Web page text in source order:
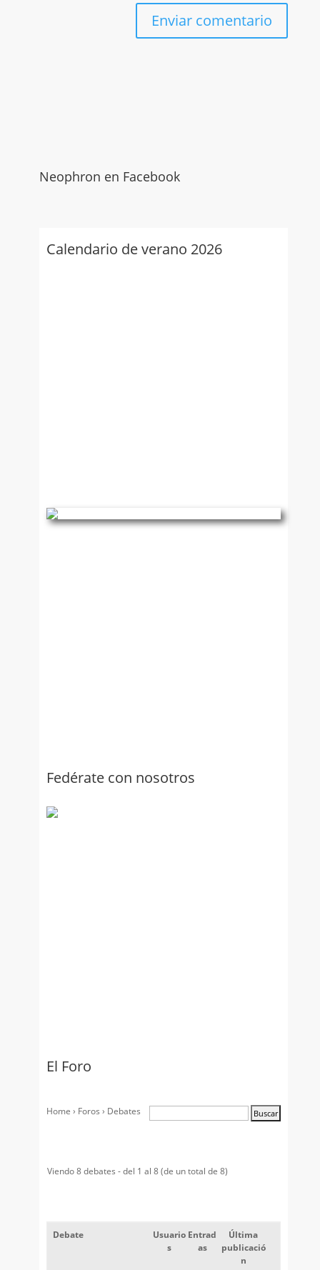
Neophron en Facebook
Calendario de verano 2026
Fedérate con nosotros
El Foro
Home › Foros › Debates
Viendo 8 debates - del 1 al 8 (de un total de 8)
Debate
Usuario
s
Entrad
as
Última
publicació
n